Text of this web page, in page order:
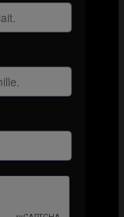
de
dans le
ballon sur